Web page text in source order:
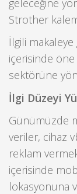
Strother
İlgili
içerisinde öne
sektörüne
İlgi Düzeyi
Günümüzde
veriler, cihaz
reklam
içerisinde
lokasyonuna